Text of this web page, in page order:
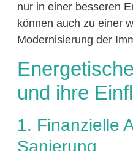
nur in einer besseren
können auch zu einer
Modernisierung der
und ihre
1. Finanzielle
Sanierung